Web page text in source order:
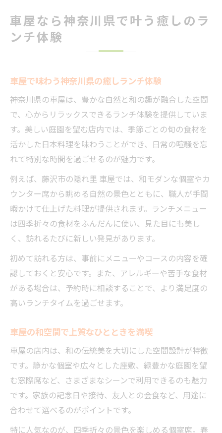
藤沢で堪能する車屋の本格日本料理体験
隠れた車屋が誇る和の美味しさを味わう
上質な車屋の味が光る藤沢の日本料理店
車屋で出会う藤沢らしい旬の日本料理
心安らぐ美しい庭園と車屋の魅力を深掘り
車屋の美しい庭園が生む癒しの時間
庭園と車屋で楽しむ季節の移ろい体験
車屋の庭園美とくつろぎ空間の魅力探訪
車屋の庭園で過ごす特別なひととき
心癒される車屋の庭園と和の調和を満喫
特別な日に選びたい車屋の過ごし方ガイド
特別な日を彩る車屋での贅沢な過ごし方
車屋で心に残る特別な日の演出ポイント
車屋の上質なおもてなしで祝う特別な日
車屋ならではの特別な日プランを満喫
車屋自慢のこだわりランチメニュー紹介
旬食材を味わう車屋のランチの魅力
車屋で楽しむ季節限定ランチの選び方
車屋ならではの特製ランチを徹底解説
車屋の豊富なランチメニューを味わう極意
神奈川県で見つかる贅沢な車屋時間の楽しみ方
車屋なら神奈川県で叶う癒しのラ
ンチ体験
車屋で味わう神奈川県の癒しランチ体験
神奈川県の車屋は、豊かな自然と和の趣が融合した空間
で、心からリラックスできるランチ体験を提供していま
す。美しい庭園を望む店内では、季節ごとの旬の食材を
活かした日本料理を味わうことができ、日常の喧騒を忘
れて特別な時間を過ごせるのが魅力です。
例えば、藤沢市の隠れ里 車屋では、和モダンな個室やカ
ウンター席から眺める自然の景色とともに、職人が手間
暇かけて仕上げた料理が提供されます。ランチメニュー
は四季折々の食材をふんだんに使い、見た目にも美し
く、訪れるたびに新しい発見があります。
初めて訪れる方は、事前にメニューやコースの内容を確
認しておくと安心です。また、アレルギーや苦手な食材
がある場合は、予約時に相談することで、より満足度の
高いランチタイムを過ごせます。
車屋の和空間で上質なひとときを満喫
車屋の店内は、和の伝統美を大切にした空間設計が特徴
です。静かな個室や広々とした座敷、緑豊かな庭園を望
む窓際席など、さまざまなシーンで利用できるのも魅力
です。家族の記念日や接待、友人との会食など、用途に
合わせて選べるのがポイントです。
特に人気なのが、四季折々の景色を楽しめる個室席。春